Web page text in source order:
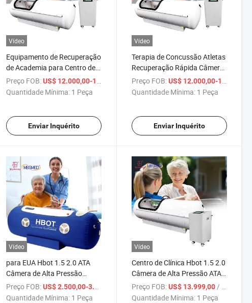
Vídeo
Equipamento de Recuperação
de Academia para Centro de
Reabilitação Câmera de
Oxigênio 1.5 2.0 Câmara
Preço FOB: US$ 12.000,00-12.800,00
/ Peça
Quantidade Mínima: 1 Peça
Enviar Inquérito
Vídeo
Terapia de Concussão Atletas
Recuperação Rápida Câmera
Hiperbárica Máquina de
Cama Hiperbárica Sentado
Preço FOB: US$ 12.000,00-12.800,00
Quantidade Mínima: 1 Peça
Enviar Inquérito
/ Peça
Vídeo
para EUA Hbot 1.5 2.0 ATA
Câmera de Alta Pressão
Gerador de Oxigênio
Iperbárico O2 Câmara de
Preço FOB: US$ 2.500,00-3.300,00
/ Peça
Quantidade Mínima: 1 Peça
Vídeo
Centro de Clínica Hbot 1.5 2.0
Câmera de Alta Pressão ATA
Gerador de Oxigênio
Iperbárico O2 Câmara de
Preço FOB: US$ 13.999,00 / Peça
Quantidade Mínima: 1 Peça